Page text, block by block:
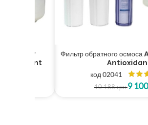
Фильтр обратного осмоса
Antioxidant
код 02041
10 188грн9 100грн